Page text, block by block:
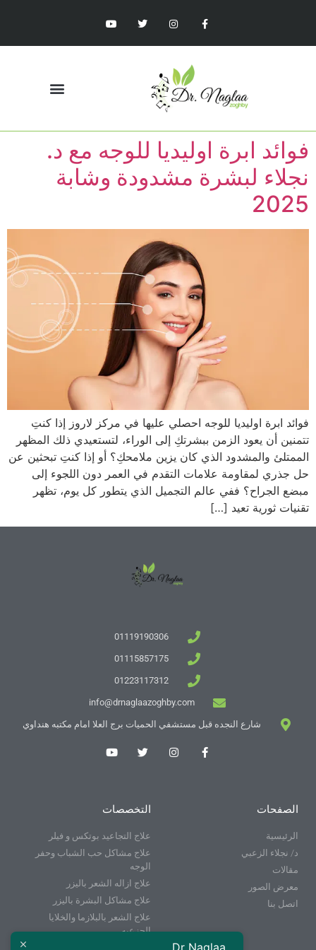
فوائد ابرة اوليديا للوجه مع د.
نجلاء لبشرة مشدودة وشابة
2025
فوائد ابرة اوليديا للوجه احصلي عليها في مركز لاروز إذا كنتِ
تتمنين أن يعود الزمن ببشرتكِ إلى الوراء، لتستعيدي ذلك المظهر
الممتلئ والمشدود الذي كان يزين ملامحكِ؟ أو إذا كنتِ تبحثين عن
حل جذري لمقاومة علامات التقدم في العمر دون اللجوء إلى
مبضع الجراح؟ ففي عالم التجميل الذي يتطور كل يوم، تظهر
تقنيات ثورية تعيد […]
01119190306
01115857175
01223117312
info@drnaglaazoghby.com
شارع النجده قبل مستشفي الحميات برج العلا امام مكتبه هنداوي
الصفحات
الرئيسية
د/ نجلاء الزعبي
مقالات
معرض الصور
اتصل بنا
التخصصات
علاج التجاعيد بوتكس و فيلر
علاج مشاكل حب الشباب وحفر
الوجه
علاج ازاله الشعر باليزر
علاج مشاكل البشرة باليزر
علاج الشعر بالبلازما والخلايا
الجزعيه
Dr Naglaa